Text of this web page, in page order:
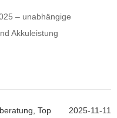
– unabhängige
Akkuleistung
2025-11-11
Top